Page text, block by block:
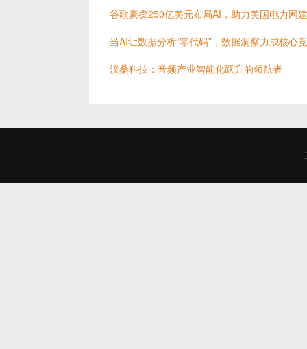
谷歌豪掷250亿美元布局AI，助力美国电力网
当AI让数据分析“零代码”，数据洞察力成核心
汉桑科技：音频产业智能化跃升的领航者